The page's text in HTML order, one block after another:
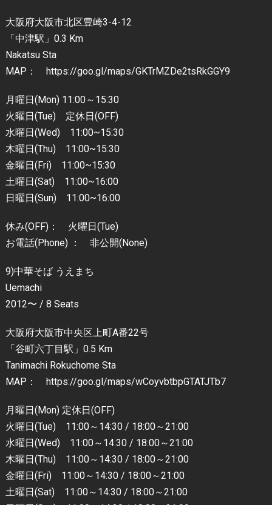
大阪府大阪市北区豊崎3-4-12
「中津駅」0.3 Km
Nakatsu Sta
MAP： https://goo.gl/maps/GKTrMZDe2tsRkGGY9
月曜日(Mon) 11:00～15:30
火曜日(Tue) 定休日(OFF)
水曜日(Wed) 11:00~15:30
木曜日(Thu) 11:00~15:30
金曜日(Fri) 11:00~15:30
土曜日(Sat) 11:00~16:00
日曜日(Sun) 11:00~16:00
休み(OFF)： 火曜日(Tue)
お電話(Phone) ： 非公開(None)
9)中華そば うえまち
Uemachi
2012〜 / 8 Seats
大阪府大阪市中央区上町A番22号
「谷町六丁目駅」0.5 Km
Tanimachi Rokuchome Sta
MAP： https://goo.gl/maps/wCoyvbtbpGTATJTb7
月曜日(Mon) 定休日(OFF)
火曜日(Tue) 11:00～14:30 / 18:00～21:00
水曜日(Wed) 11:00～14:30 / 18:00～21:00
木曜日(Thu) 11:00～14:30 / 18:00～21:00
金曜日(Fri) 11:00～14:30 / 18:00～21:00
土曜日(Sat) 11:00～14:30 / 18:00～21:00